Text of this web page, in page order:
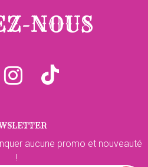
pas trop
NOUS
aucune promo et nouveauté
!